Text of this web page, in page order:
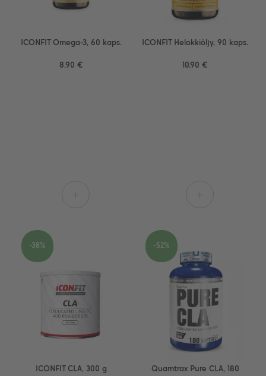
ICONFIT Omega-3, 60 kaps.
8.90 €
ICONFIT Helokkiöljy, 90 kaps.
10.90 €
ICONFIT CLA, 300 g
-38%
Quamtrax Pure CLA, 180
-52%